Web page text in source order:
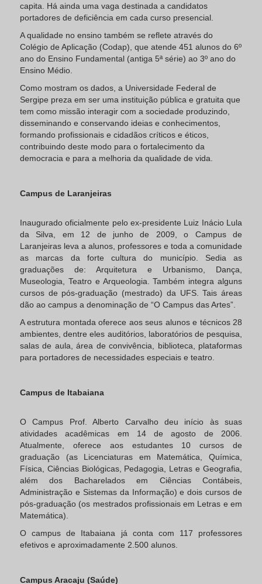
capita. Há ainda uma vaga destinada a candidatos
portadores de deficiência em cada curso presencial.
A qualidade no ensino também se reflete através do
Colégio de Aplicação (Codap), que atende 451 alunos do 6º
ano do Ensino Fundamental (antiga 5ª série) ao 3º ano do
Ensino Médio.
Como mostram os dados, a Universidade Federal de
Sergipe preza em ser uma instituição pública e gratuita que
tem como missão interagir com a sociedade produzindo,
disseminando e conservando ideias e conhecimentos,
formando profissionais e cidadãos críticos e éticos,
contribuindo deste modo para o fortalecimento da
democracia e para a melhoria da qualidade de vida.
Campus de Laranjeiras
Inaugurado oficialmente pelo ex-presidente Luiz Inácio Lula
da Silva, em 12 de junho de 2009, o Campus de
Laranjeiras leva a alunos, professores e toda a comunidade
as marcas da forte cultura do município. Sedia as
graduações de: Arquitetura e Urbanismo, Dança,
Museologia, Teatro e Arqueologia. Também integra alguns
cursos de pós-graduação (mestrado) da UFS. Tais áreas
dão ao campus a denominação de “O Campus das Artes”.
A estrutura montada oferece aos seus alunos e técnicos 28
ambientes, dentre eles auditórios, laboratórios de pesquisa,
salas de aula, área de convivência, biblioteca, plataformas
para portadores de necessidades especiais e teatro.
Campus de Itabaiana
O Campus Prof. Alberto Carvalho deu início às suas
atividades acadêmicas em 14 de agosto de 2006.
Atualmente, oferece aos estudantes 10 cursos de
graduação (as Licenciaturas em Matemática, Química,
Física, Ciências Biológicas, Pedagogia, Letras e Geografia,
além dos Bacharelados em Ciências Contábeis,
Administração e Sistemas da Informação) e dois cursos de
pós-graduação (os mestrados profissionais em Letras e em
Matemática).
O campus de Itabaiana já conta com 117 professores
efetivos e aproximadamente 2.500 alunos.
Campus Aracaju (Saúde)